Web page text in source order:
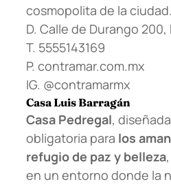
cosmopolita de la ciudad.
D. Calle de Durango
T. 5555143169
P. contramar.com.mx
IG. @contramarmx
Casa Luis Barragán
Casa Pedregal,
obligatoria para los
refugio de paz y belleza
en un entorno donde la